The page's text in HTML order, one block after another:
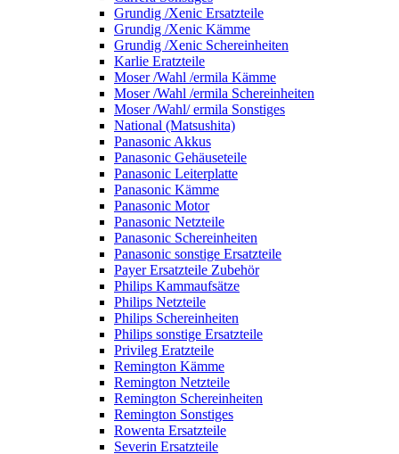
Grundig /Xenic Ersatzteile
Grundig /Xenic Kämme
Grundig /Xenic Schereinheiten
Karlie Eratzteile
Moser /Wahl /ermila Kämme
Moser /Wahl /ermila Schereinheiten
Moser /Wahl/ ermila Sonstiges
National (Matsushita)
Panasonic Akkus
Panasonic Gehäuseteile
Panasonic Leiterplatte
Panasonic Kämme
Panasonic Motor
Panasonic Netzteile
Panasonic Schereinheiten
Panasonic sonstige Ersatzteile
Payer Ersatzteile Zubehör
Philips Kammaufsätze
Philips Netzteile
Philips Schereinheiten
Philips sonstige Ersatzteile
Privileg Eratzteile
Remington Kämme
Remington Netzteile
Remington Schereinheiten
Remington Sonstiges
Rowenta Ersatzteile
Severin Ersatzteile